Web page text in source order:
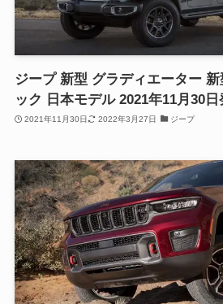
ジープ 新型 グラディエーター
ック 日本モデル 2021年11月30日
2021年11月30日 2022年3月27日 ジープ